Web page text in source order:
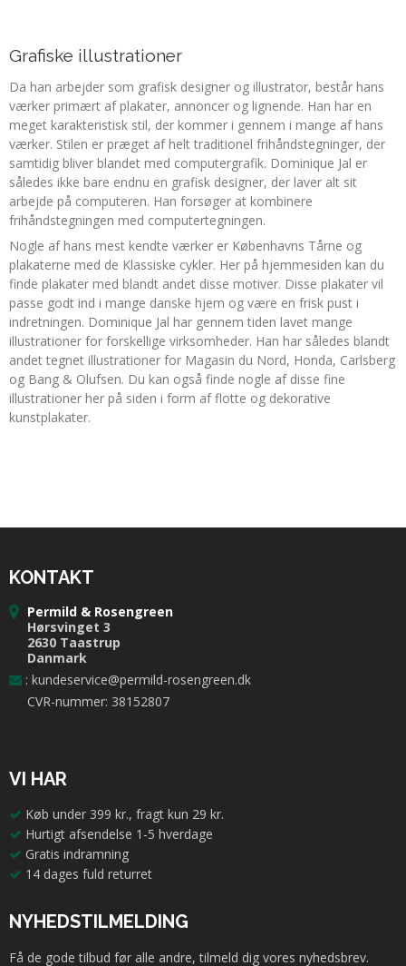
Grafiske illustrationer
Da han arbejder som grafisk designer og illustrator, består hans
værker primært af plakater, annoncer og lignende. Han har en
meget karakteristisk stil, der kommer i gennem i mange af hans
værker. Stilen er præget af helt traditionel frihåndstegninger, der
samtidig bliver blandet med computergrafik. Dominique Jal er
således ikke bare endnu en grafisk designer, der laver alt sit
arbejde på computeren. Han forsøger at kombinere
frihåndstegningen med computertegningen.
Nogle af hans mest kendte værker er Københavns Tårne og
plakaterne med de Klassiske cykler. Her på hjemmesiden kan du
finde plakater med blandt andet disse motiver. Disse plakater vil
passe godt ind i mange danske hjem og være en frisk pust i
indretningen. Dominique Jal har gennem tiden lavet mange
illustrationer for forskellige virksomheder. Han har således blandt
andet tegnet illustrationer for Magasin du Nord, Honda, Carlsberg
og Bang & Olufsen. Du kan også finde nogle af disse fine
illustrationer her på siden i form af flotte og dekorative
kunstplakater.
KONTAKT
Permild & Rosengreen
Hørsvinget 3
2630 Taastrup
Danmark
: kundeservice@permild-rosengreen.dk
CVR-nummer: 38152807
VI HAR
Køb under 399 kr., fragt kun 29 kr.
Hurtigt afsendelse 1-5 hverdage
Gratis indramning
14 dages fuld returret
NYHEDSTILMELDING
Få de gode tilbud før alle andre, tilmeld dig vores nyhedsbrev.